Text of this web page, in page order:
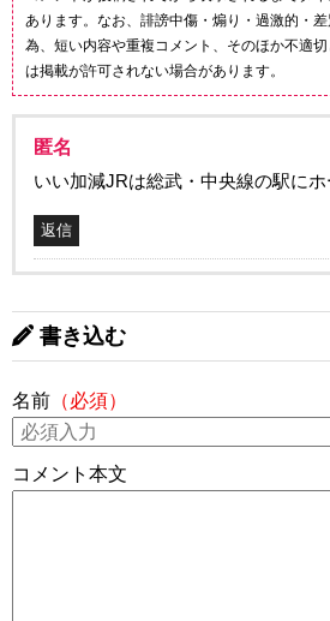
あります。なお、誹謗中傷・煽り・過激的・
為、短い内容や重複コメント、そのほか不適
は掲載が許可されない場合があります。
匿名
いい加減JRは総武・中央線の駅にホ
返信
書き込む
名前 （必須）
コメント本文